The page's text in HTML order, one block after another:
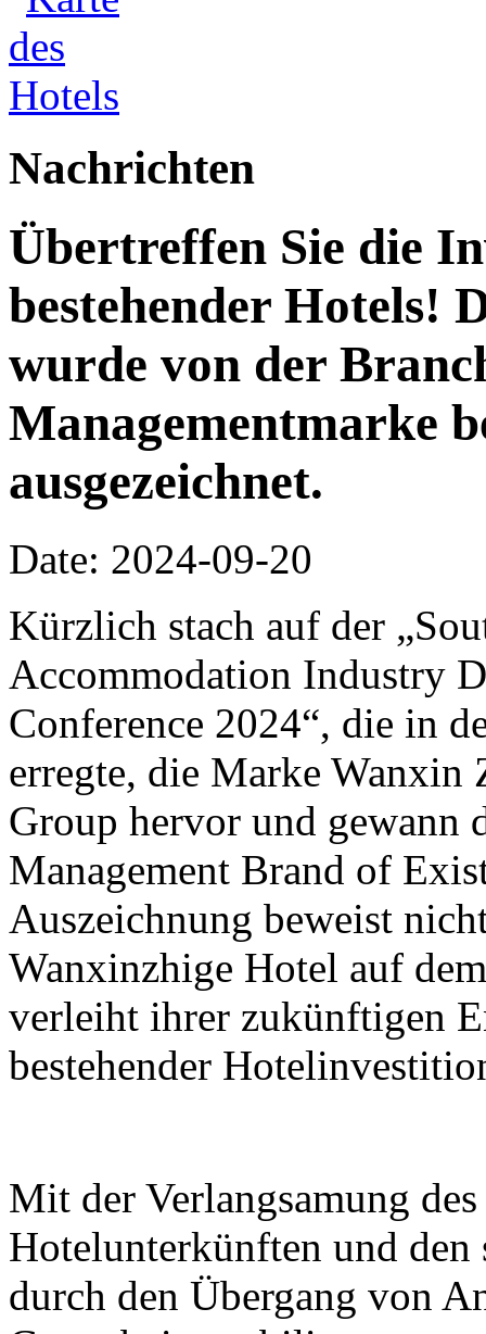
Nachrichten
Übertreffen Sie die
bestehender Hotels!
wurde von der
Managementmarke
ausgezeichnet.
Date: 2024-09-20
Kürzlich stach auf der
Accommodation Industry
Conference 2024“, die in
erregte, die Marke
Group hervor und gewann
Management Brand of
Auszeichnung beweist
Wanxinzhige Hotel auf
verleiht ihrer zukünftigen
bestehender
Mit der Verlangsamung
Hotelunterkünften und
durch den Übergang von